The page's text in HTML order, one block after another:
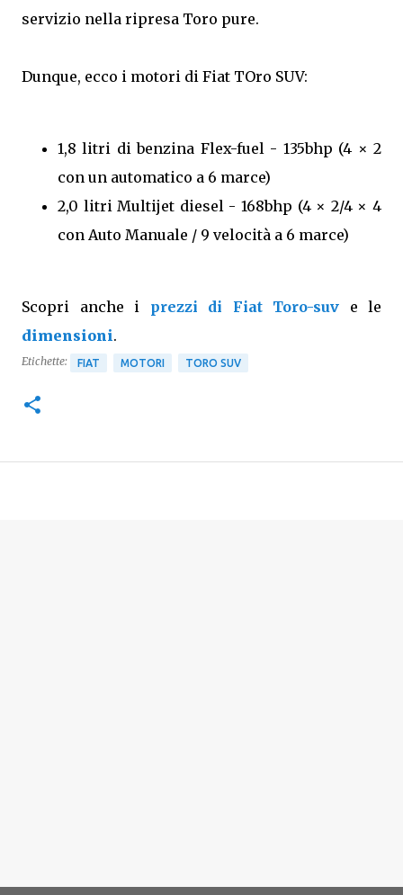
servizio nella ripresa Toro pure.
Dunque, ecco i motori di Fiat TOro SUV:
1,8 litri di benzina Flex-fuel - 135bhp (4 × 2
con un automatico a 6 marce)
2,0 litri Multijet diesel - 168bhp (4 × 2/4 × 4
con Auto Manuale / 9 velocità a 6 marce)
Scopri anche i prezzi di Fiat Toro-suv e le
dimensioni.
Etichette: FIAT MOTORI TORO SUV